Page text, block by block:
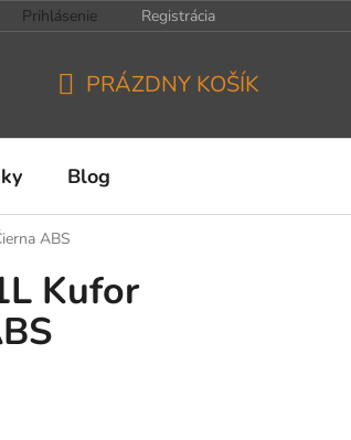
Prihlásenie Registrácia
KOŠÍK
PRÁZDNY KOŠÍK
Blog
ABS
Kufor